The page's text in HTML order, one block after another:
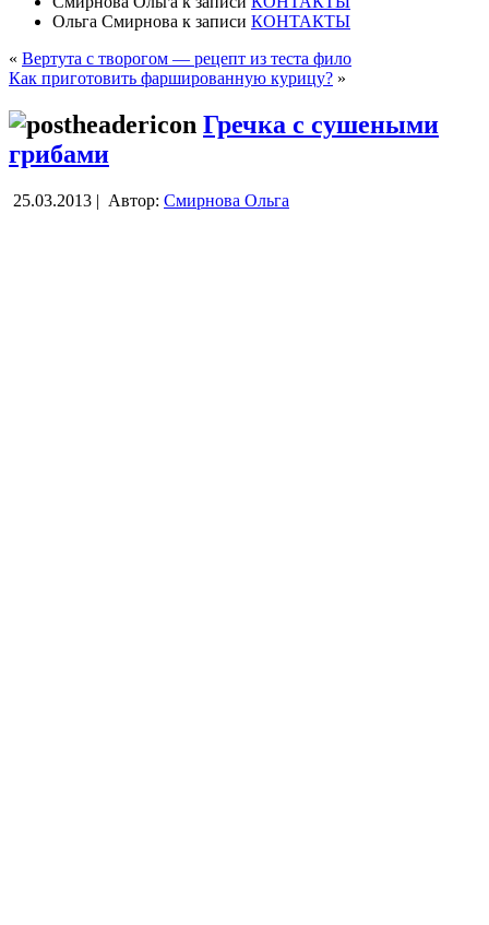
Ольга Смирнова к записи КОНТАКТЫ
« Вертута с творогом — рецепт из теста фило
Как приготовить фаршированную курицу? »
Гречка с сушеными
грибами
25.03.2013 | Автор: Смирнова Ольга